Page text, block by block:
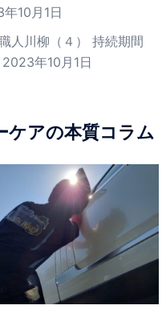
10月1日
人川柳（４） 持続期間
2023年10月1日
ケアの本質コラム